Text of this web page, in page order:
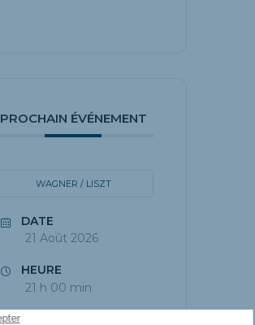
PROCHAIN ÉVÉNEMENT
WAGNER / LISZT
DATE
21 Août 2026
HEURE
21 h 00 min